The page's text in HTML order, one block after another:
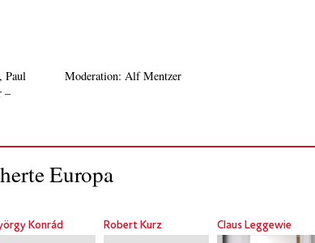
Paul
–
Moderation: Alf Mentzer
Europa
Konrád Robert Kurz Claus Leggewie